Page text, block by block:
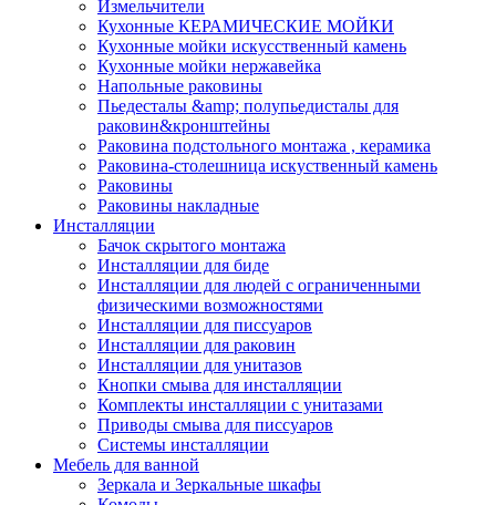
Измельчители
Кухонные КЕРАМИЧЕСКИЕ МОЙКИ
Кухонные мойки искусственный камень
Кухонные мойки нержавейка
Напольные раковины
Пьедесталы &amp; полупьедисталы для
раковин&кронштейны
Раковина подстольного монтажа , керамика
Раковина-столешница искуственный камень
Раковины
Раковины накладные
Инсталляции
Бачок скрытого монтажа
Инсталляции для биде
Инсталляции для людей с ограниченными
физическими возможностями
Инсталляции для писсуаров
Инсталляции для раковин
Инсталляции для унитазов
Кнопки смыва для инсталляции
Комплекты инсталляции с унитазами
Приводы смыва для писсуаров
Системы инсталляции
Мебель для ванной
Зеркала и Зеркальные шкафы